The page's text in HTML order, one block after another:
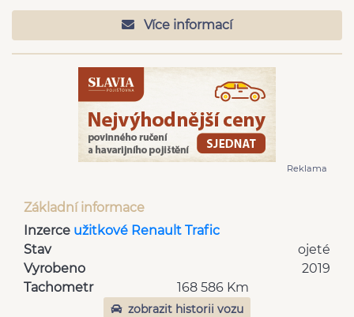
Více informací
Reklama
Základní informace
Inzerce užitkové Renault Trafic
Stav
ojeté
Vyrobeno
2019
Tachometr
168 586 Km
zobrazit historii vozu